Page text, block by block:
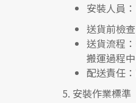
安裝人員
送貨前檢查
送貨流程
搬運過程
配送責任
5. 安裝作業標準